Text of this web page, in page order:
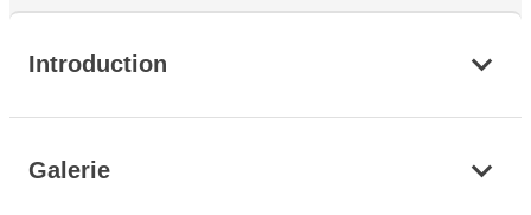
Introduction
Galerie